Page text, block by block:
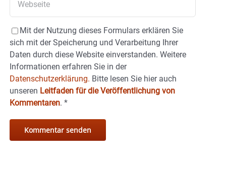
Mit der Nutzung dieses Formulars erklären Sie
sich mit der Speicherung und Verarbeitung Ihrer
Daten durch diese Website einverstanden. Weitere
Informationen erfahren Sie in der
Datenschutzerklärung. Bitte lesen Sie hier auch
unseren Leitfaden für die Veröffentlichung von
Kommentaren. *